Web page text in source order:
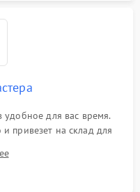
удобное для вас время.
привезет на склад для